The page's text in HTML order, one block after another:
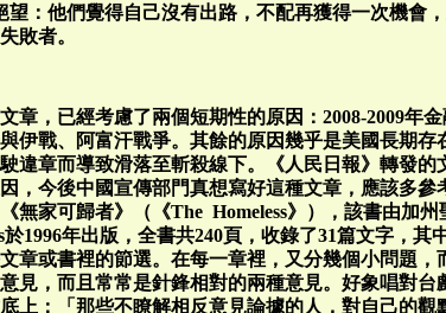
望：他們覺得自己沒有出路，不配再獲得一次機會
敗者。
章，已經考慮了兩個短期性的原因：2008-2009年
伊戰、阿富汗戰爭。其餘的原因幾乎是美國長期存
違章而導致滑落至斬殺線下。《人民日報》轉發的
，今後中國宣傳部門真想寫好這種文章，應該多參
無家可歸者》（《The Homeless》），該書由加州
於1996年出版，全書共240頁，收錄了31篇文字，其
章或書裡的節選。在每一章裡，又分幾個小問題，
見，而且常常是針鋒相對的兩種意見。好象唱對台
上：「那些不瞭解相反意見論據的人，對自己的觀